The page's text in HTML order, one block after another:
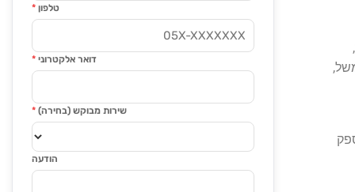
טלפון*
דואר אלקטרוני*
שירות מבוקש (בחירה)*
הודעה